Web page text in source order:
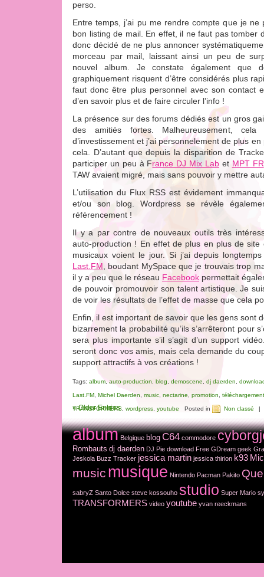
perso.
Entre temps, j’ai pu me rendre compte que je ne
bon listing de mail. En effet, il ne faut pas tomber
donc décidé de ne plus annoncer
morceau par mail, laissant ainsi un peu de
nouvel album. Je constate également que
graphiquement risquent d’être considérés plus
faut donc être plus personnel avec son contact
d’en savoir plus et de faire circuler l’info !
La présence sur des forums dédiés est un gros
des amitiés fortes. Malheureusement, cela
d’investissement et j’ai personnelement de plus
cela. D’autant que depuis la disparition de
participer un peu à France DJ Mix Lab et MPT FR
TAW avaient migré, mais sans pouvoir y mettre
L’utilisation du Flux RSS est évidement
et/ou son blog. Wordpress se révèle
référencement !
Il y a par contre de nouveaux outils très
auto-production ! En effet de plus en plus de site
musicaux voient le jour. Si j’ai depuis
Last.FM , boudant MySpace que je trouvais trop
il y a peu que le réseau Facebook permettait
de pouvoir promouvoir son talent artistique. Je
de voir les résultats de l’effet de masse que cela
Enfin, il est important de savoir que les gens sont
bizarrement la probabilité qu’ils s’arrêteront pour
sera plus importante s’il s’agit d’un support
seront donc vos amis, mais cela demande du
support attractifs à vos créations !
Tags: album auto-production blog demoscene dj daerden
Last.FM Michel Daerden music nectarine promotion
TRANSFORMERS wordpress youtube Posted in Non classé |
« Older Entries
album Belgique blog C64 commodore
Rombauts dj daerden DJ Pie download Free GDream geek
Jeskola Buzz Tracker jessica martin jessica thirion k93
music musique Nintendo Pacman Pakito
sabryZ Santo Dolce steve kossouho studio Super Mario
TRANSFORMERS video youtube yvan reeckmans